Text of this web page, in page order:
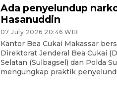
Ada penyelundup
Hasanuddin
07 July 2026 20:46 WIB
Kantor Bea Cukai Makassar
Direktorat Jenderal Bea Cukai
Selatan (Sulbagsel) dan Polda
mengungkap praktik